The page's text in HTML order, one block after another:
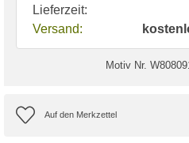
Lieferzeit:
Versand:
Motiv Nr.